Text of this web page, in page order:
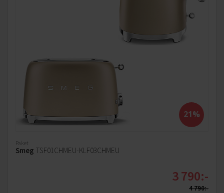
21%
Paket
Smeg TSF01CHMEU-KLF03CHMEU
3 790:-
4 790:-